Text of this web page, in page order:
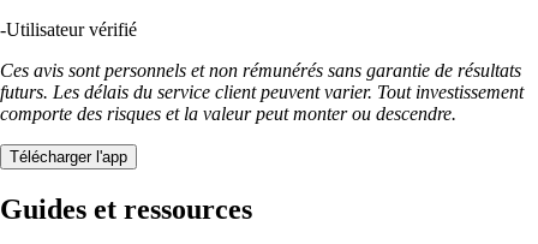
-Utilisateur vérifié
Ces avis sont personnels et non rémunérés sans garantie de résultats
futurs. Les délais du service client peuvent varier. Tout investissement
comporte des risques et la valeur peut monter ou descendre.
Télécharger l'app
Guides et ressources